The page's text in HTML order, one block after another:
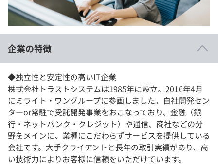
新卒エージェント
インタビュー
就活成功ガイド
ナレッジ
リファレンス
プラン
個人向けプラン
法人向けプラン
学校向けプラン
評価結果一覧
再チャレンジ結果一覧
Tech Team Journal
paiza times
paizaとは？
企業の特徴
◆独立性と安定性の高いIT企業
株式会社トラストシステムは1985年に設立。2016年4月
にミライト・ワングループに参画しました。自社開発セン
ターor常駐で受託開発事業をおこなっており、金融（銀
行・ネットバンク・クレジット）や通信、商社などの分
野をメインに、業種にこだわらずサービスを提供している
会社です。大手クライアントと長年の取引実績があり、高
い技術力によりお客様に信頼をいただけています。